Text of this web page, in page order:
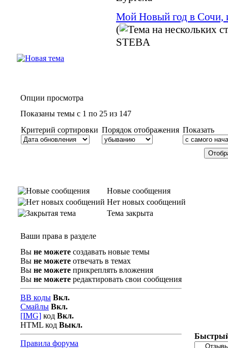
Мой Новый год в Сочи,
(
STEBA
Опции просмотра
Показаны темы с 1 по 25 из 147
Критерий сортировки Порядок отображения Показать
Новые сообщения
Нет новых сообщений
Тема закрыта
Ваши права в разделе
Вы не можете создавать новые темы
Вы не можете отвечать в темах
Вы не можете прикреплять вложения
Вы не можете редактировать свои сообщения
BB коды Вкл.
Смайлы Вкл.
[IMG] код Вкл.
HTML код Выкл.
Правила форума